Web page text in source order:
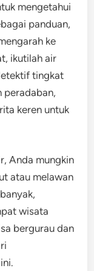
mengetahui
panduan,
ke
ikutilah air
tingkat
peradaban,
keren untuk
Anda mungkin
atau melawan
wisata
bergurau dan